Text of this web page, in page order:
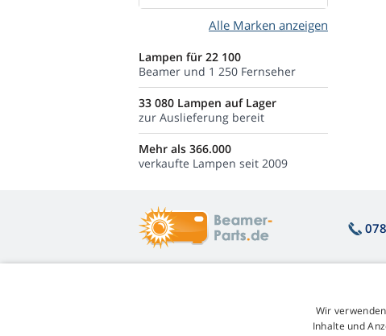
Alle Marken anzeigen
Lampen für 22 100
Beamer und 1 250 Fernseher
33 080 Lampen auf Lager
zur Auslieferung bereit
Mehr als 366.000
verkaufte Lampen seit 2009
Wir
Inhalte und